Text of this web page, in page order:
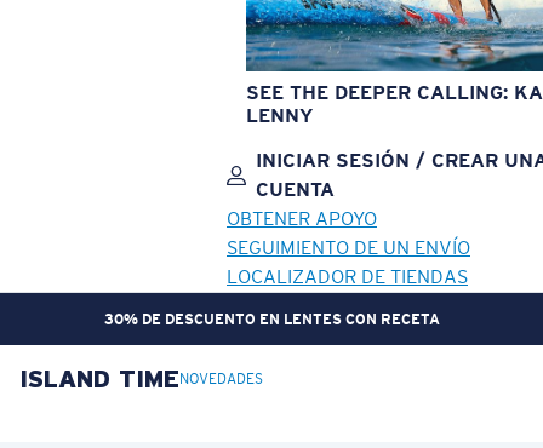
SEE THE DEEPER CALLING:
LENNY
INICIAR SESIÓN / CREAR
CUENTA
OBTENER APOYO
SEGUIMIENTO DE UN ENVÍO
LOCALIZADOR DE TIENDAS
30% DE DESCUENTO EN LENTES CON RECETA
OBJETIVO ACTUALIZADO
ISLAND TIME NOVEDADES